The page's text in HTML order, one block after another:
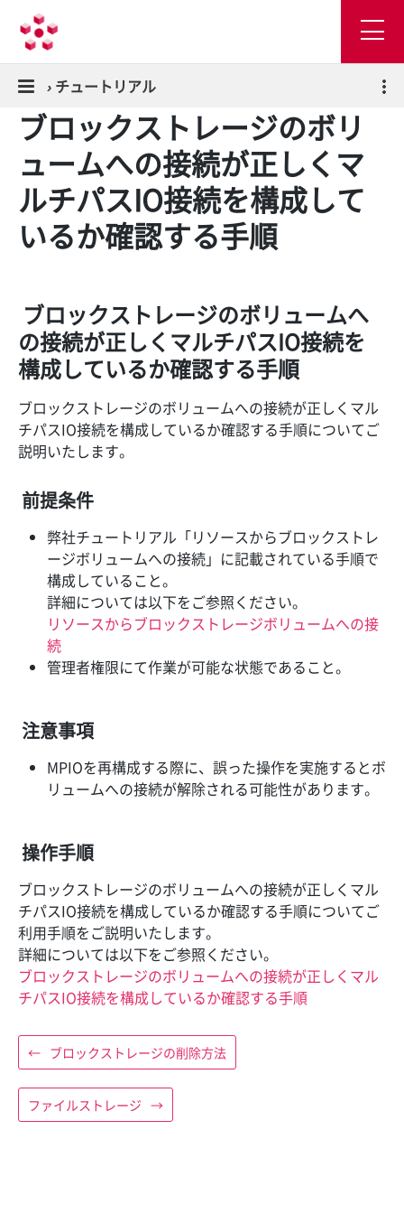
› チュートリアル
ブロックストレージのボリ
ュームへの接続が正しくマ
ルチパスIO接続を構成して
いるか確認する手順
ブロックストレージのボリュームへ
の接続が正しくマルチパスIO接続を
構成しているか確認する手順
ブロックストレージのボリュームへの接続が正しくマル
チパスIO接続を構成しているか確認する手順についてご
説明いたします。
前提条件
弊社チュートリアル「リソースからブロックストレ
ージボリュームへの接続」に記載されている手順で
構成していること。
詳細については以下をご参照ください。
リソースからブロックストレージボリュームへの接
続
管理者権限にて作業が可能な状態であること。
注意事項
MPIOを再構成する際に、誤った操作を実施するとボ
リュームへの接続が解除される可能性があります。
操作手順
ブロックストレージのボリュームへの接続が正しくマル
チパスIO接続を構成しているか確認する手順についてご
利用手順をご説明いたします。
詳細については以下をご参照ください。
ブロックストレージのボリュームへの接続が正しくマル
チパスIO接続を構成しているか確認する手順
← ブロックストレージの削除方法
ファイルストレージ →